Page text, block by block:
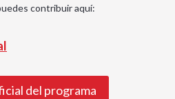
contribuir aquí:
del programa